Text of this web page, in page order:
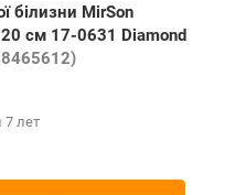
білизни MirSon
см 17-0631 Diamond
лет